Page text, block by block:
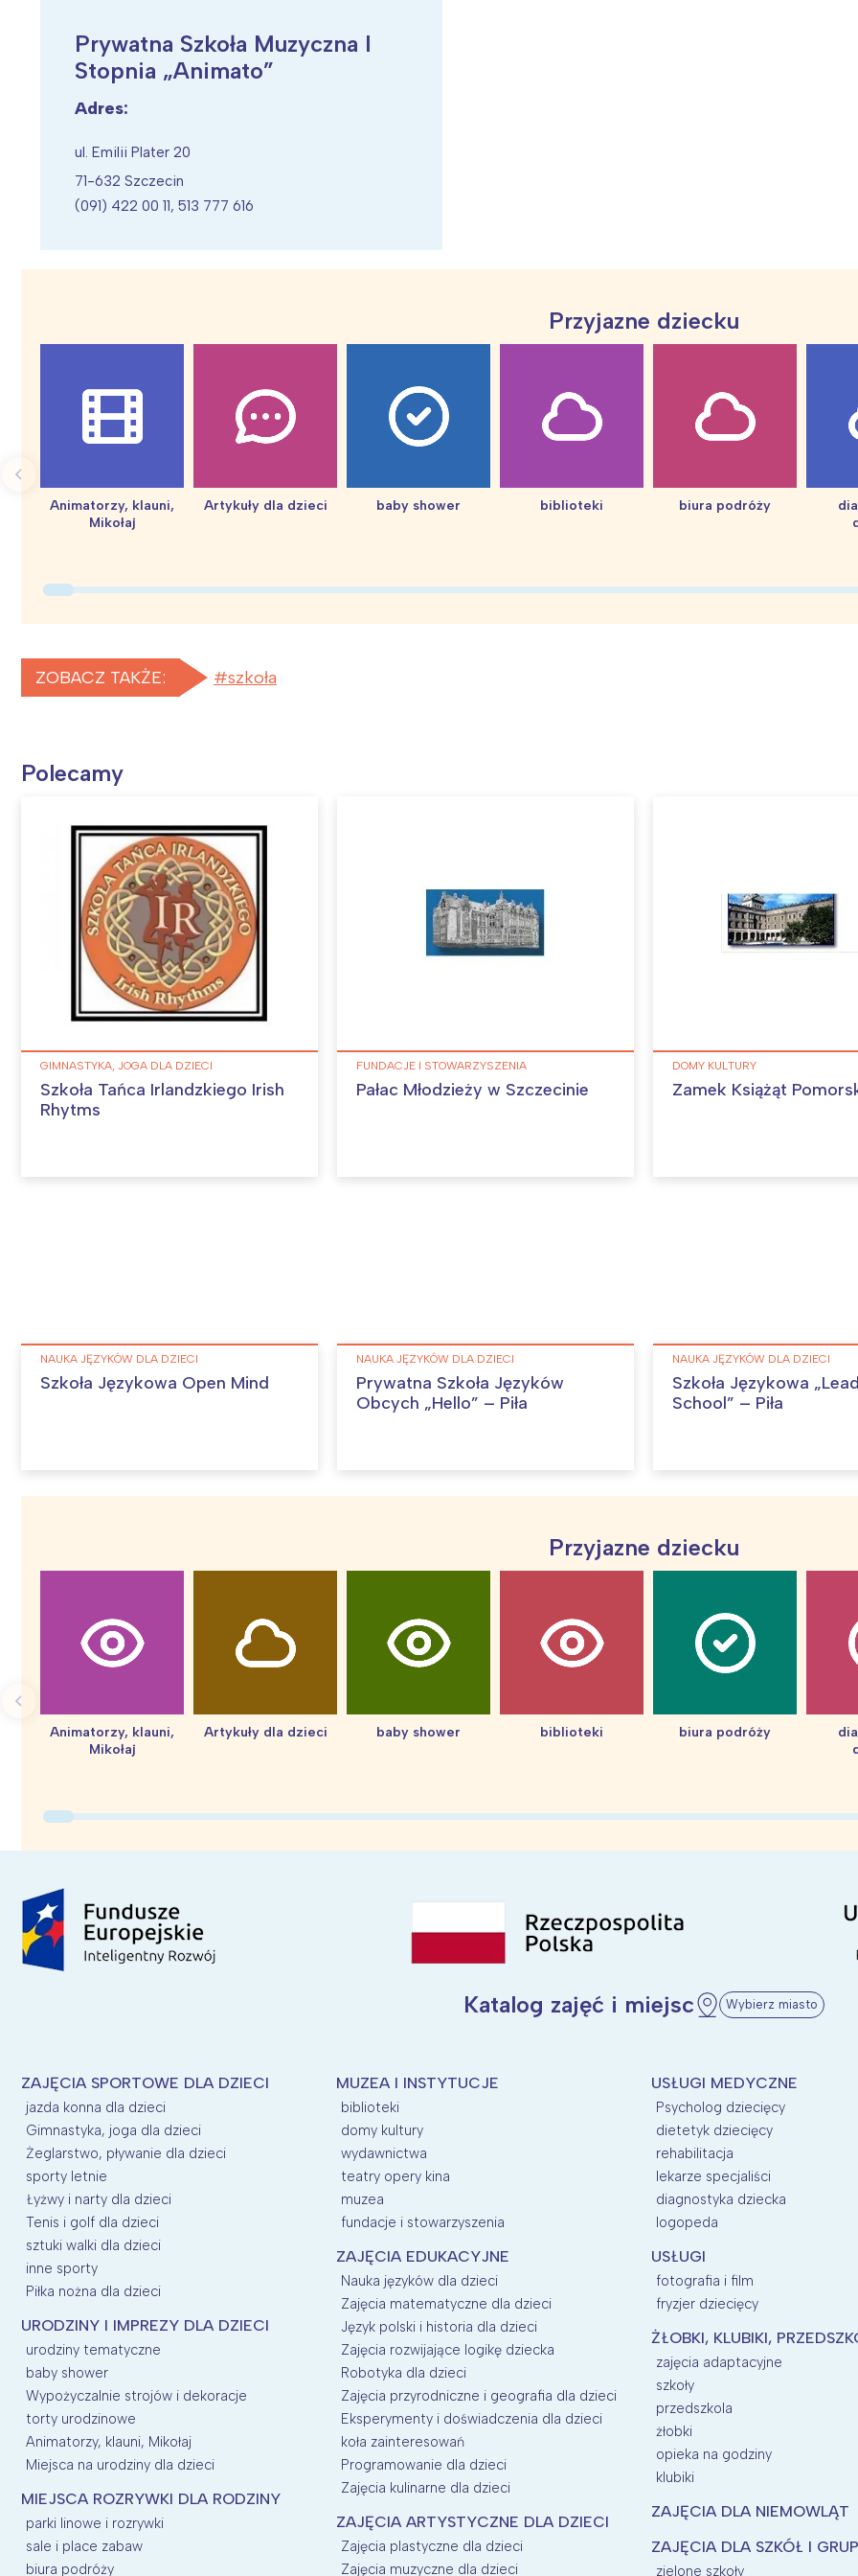
Wiosenny koncert ptaków na płocie
Prywatna Szkoła Muzyczna I
Stopnia „Animato”
Adres:
ul. Emilii Plater 20
71-632 Szczecin
(091) 422 00 11, 513 777 616
Przyjazne dziecku
Animatorzy, klauni,
Mikołaj
Artykuły dla dzieci baby shower biblioteki biura podróży
ZOBACZ TAKŻE: szkoła
Polecamy
GIMNASTYKA, JOGA DLA DZIECI
Szkoła Tańca Irlandzkiego Irish
Rhytms
FUNDACJE I STOWARZYSZENIA
Pałac Młodzieży w Szczecinie
DOMY KULTURY
Zamek Książąt
NAUKA JĘZYKÓW DLA DZIECI
Szkoła Językowa Open Mind
NAUKA JĘZYKÓW DLA DZIECI
Prywatna Szkoła Języków
Obcych „Hello” – Piła
NAUKA JĘZYKÓW DLA DZIECI
Szkoła Językowa
School” – Piła
Przyjazne dziecku
Animatorzy, klauni,
Mikołaj
Artykuły dla dzieci baby shower biblioteki biura podróży
Katalog zajęć i miejsc Wybierz miasto
ZAJĘCIA SPORTOWE DLA DZIECI
jazda konna dla dzieci
Gimnastyka, joga dla dzieci
Żeglarstwo, pływanie dla dzieci
sporty letnie
Łyżwy i narty dla dzieci
Tenis i golf dla dzieci
sztuki walki dla dzieci
inne sporty
Piłka nożna dla dzieci
URODZINY I IMPREZY DLA DZIECI
urodziny tematyczne
baby shower
Wypożyczalnie strojów i dekoracje
torty urodzinowe
Animatorzy, klauni, Mikołaj
Miejsca na urodziny dla dzieci
MIEJSCA ROZRYWKI DLA RODZINY
parki linowe i rozrywki
sale i place zabaw
biura podróży
MUZEA I INSTYTUCJE
biblioteki
domy kultury
wydawnictwa
teatry opery kina
muzea
fundacje i stowarzyszenia
ZAJĘCIA EDUKACYJNE
Nauka języków dla dzieci
Zajęcia matematyczne dla dzieci
Język polski i historia dla dzieci
Zajęcia rozwijające logikę dziecka
Robotyka dla dzieci
Zajęcia przyrodniczne i geografia dla dzieci
Eksperymenty i doświadczenia dla dzieci
koła zainteresowań
Programowanie dla dzieci
Zajęcia kulinarne dla dzieci
ZAJĘCIA ARTYSTYCZNE DLA DZIECI
Zajęcia plastyczne dla dzieci
Zajęcia muzyczne dla dzieci
USŁUGI MEDYCZNE
Psycholog dziecięcy
dietetyk dziecięcy
rehabilitacja
lekarze specjaliści
diagnostyka dziecka
logopeda
USŁUGI
fotografia i film
fryzjer dziecięcy
ŻŁOBKI, KLUBIKI,
zajęcia adaptacyjne
szkoły
przedszkola
żłobki
opieka na godziny
klubiki
ZAJĘCIA DLA NIEMOWLĄT
ZAJĘCIA DLA SZKÓŁ I GRUP
zielone szkoły
Interesują mnie wydarzenia z tego